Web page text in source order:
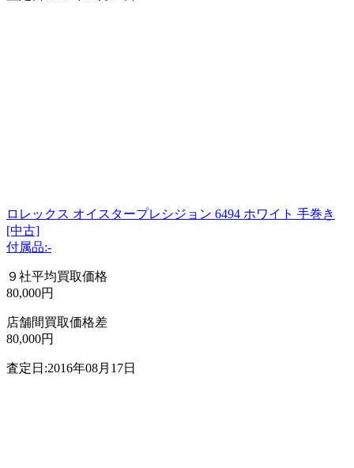
ロレックス オイスタープレシジョン 6494 ホワイト 手巻き
[中古]
付属品:-
９社平均買取価格
80,000円
店舗間買取価格差
80,000円
査定日:2016年08月17日